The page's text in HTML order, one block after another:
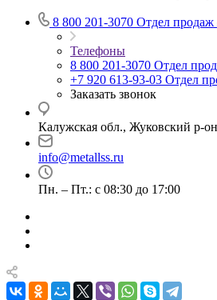
8 800 201-3070 Отдел продаж
Телефоны
8 800 201-3070 Отдел
+7 920 613-93-03 Отдел
Заказать звонок
Калужская обл., Жуковский р-
info@metallss.ru
Пн. – Пт.: с 08:30 до 17:00